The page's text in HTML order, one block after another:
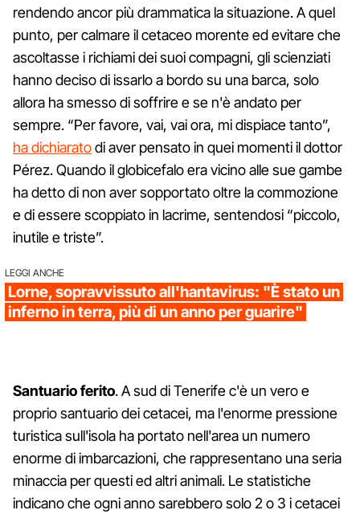
rendendo ancor più drammatica la situazione. A quel
punto, per calmare il cetaceo morente ed evitare che
ascoltasse i richiami dei suoi compagni, gli scienziati
hanno deciso di issarlo a bordo su una barca, solo
allora ha smesso di soffrire e se n'è andato per
sempre. “Per favore, vai, vai ora, mi dispiace tanto”,
ha dichiaratodi aver pensato in quei momenti il dottor
Pérez. Quando il globicefalo era vicino alle sue gambe
ha detto di non aver sopportato oltre la commozione
e di essere scoppiato in lacrime, sentendosi “piccolo,
inutile e triste”.
LEGGI ANCHE
Lorne, sopravvissuto all'hantavirus: "È stato un
inferno in terra, più di un anno per guarire"
Santuario ferito. A sud di Tenerife c'è un vero e
proprio santuario dei cetacei, ma l'enorme pressione
turistica sull'isola ha portato nell'area un numero
enorme di imbarcazioni, che rappresentano una seria
minaccia per questi ed altri animali. Le statistiche
indicano che ogni anno sarebbero solo 2 o 3 i cetacei